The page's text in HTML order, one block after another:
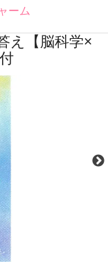
ーム
え【脳科学×